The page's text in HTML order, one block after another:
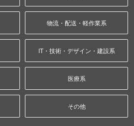
物流・配送・軽作業系
IT・技術・デザイン・建設系
医療系
その他